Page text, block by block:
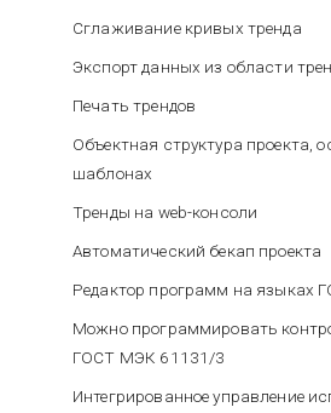
Сглаживание кривых тренда
Экспорт данных из области
Печать трендов
Объектная структура проекта,
шаблонах
Тренды на web-консоли
Автоматический бекап проекта
Редактор программ на языках
Можно программировать
ГОСТ МЭК 61131/3
Интегрированное управление